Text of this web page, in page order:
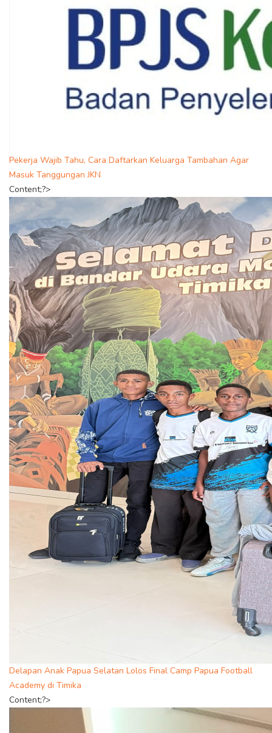
Pekerja Wajib Tahu, Cara Daftarkan Keluarga Tambahan Agar
Masuk Tanggungan JKN
Content;?>
Delapan Anak Papua Selatan Lolos Final Camp Papua Football
Academy di Timika
Content;?>